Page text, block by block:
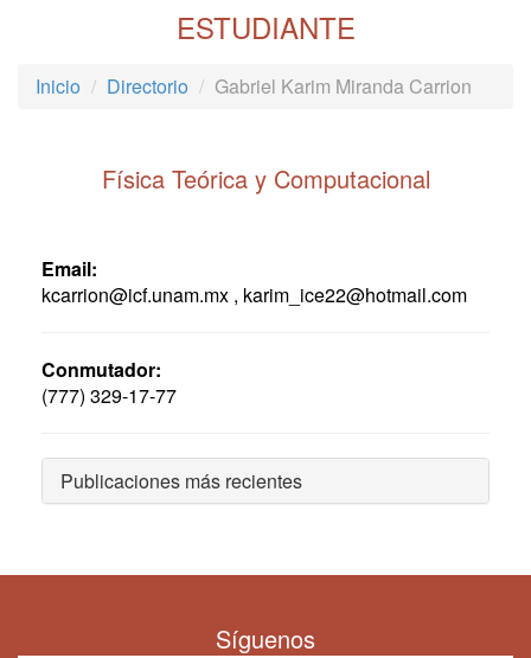
ESTUDIANTE
Inicio Directorio Gabriel Karim Miranda Carrion
Física Teórica y Computacional
Email:
kcarrion@icf.unam.mx , karim_ice22@hotmail.com
Conmutador:
(777) 329-17-77
Publicaciones más recientes
Síguenos